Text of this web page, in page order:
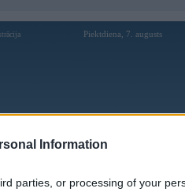
Information
parties, or processing of your
Piektdiena, 7. augusts
Lietotāji
profils